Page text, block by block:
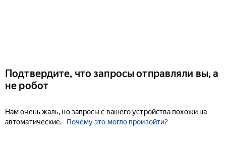
Подтвердите, что запросы отправляли вы, а
не робот
Нам очень жаль, но запросы с вашего устройства похожи на
автоматические.
Почему это могло произойти?